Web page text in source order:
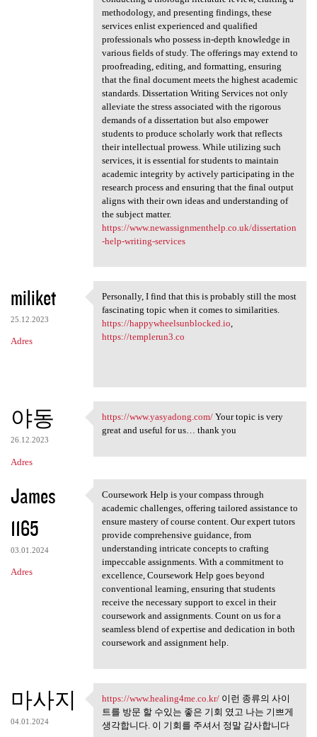
methodology, and presenting findings, these
services enlist experienced and qualified
professionals who possess in-depth knowledge in
various fields of study. The offerings may extend to
proofreading, editing, and formatting, ensuring
that the final document meets the highest academic
standards. Dissertation Writing Services not only
alleviate the stress associated with the rigorous
demands of a dissertation but also empower
students to produce scholarly work that reflects
their intellectual prowess. While utilizing such
services, it is essential for students to maintain
academic integrity by actively participating in the
research process and ensuring that the final output
aligns with their own ideas and understanding of
the subject matter.
https://www.newassignmenthelp.co.uk/dissertation
-help-writing-services
miliket
25.12.2023
Adres
Personally, I find that this
Personally, I find that this is probably still the most
fascinating topic when it comes to similarities.
https://happywheelsunblocked.io,
https://templerun3.co
야동
26.12.2023
Adres
https://www.yasyadong.com/
https://www.yasyadong.com/Your topic is very
great and useful for us… thank you
James
1165
03.01.2024
Adres
Coursework Help is your
Coursework Help is your compass through
academic challenges, offering tailored assistance to
ensure mastery of course content. Our expert tutors
provide comprehensive guidance, from
understanding intricate concepts to crafting
impeccable assignments. With a commitment to
excellence, Coursework Help goes beyond
conventional learning, ensuring that students
receive the necessary support to excel in their
coursework and assignments. Count on us for a
seamless blend of expertise and dedication in both
coursework and assignment help.
마사지
04.01.2024
https://www.healing4me.co.kr/
https://www.healing4me.co.kr/이런 종류의 사이
트를 방문 할 수있는 좋은 기회 였고 나는 기쁘게
생각합니다. 이 기회를 주셔서 정말 감사합니다